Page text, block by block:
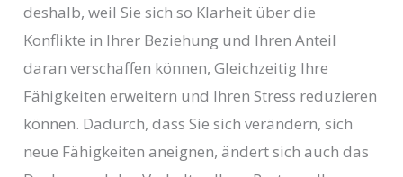
deshalb, weil Sie sich so Klarheit über die
Konflikte in Ihrer Beziehung und Ihren Anteil
daran verschaffen können, Gleichzeitig Ihre
Fähigkeiten erweitern und Ihren Stress reduzieren
können. Dadurch, dass Sie sich verändern, sich
neue Fähigkeiten aneignen, ändert sich auch das